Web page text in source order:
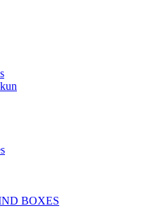
BOXES